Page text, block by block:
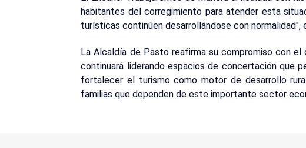
habitantes del corregimiento para atender esta
turísticas continúen desarrollándose con normalidad",
La Alcaldía de Pasto reafirma su compromiso con
continuará liderando espacios de concertación que
fortalecer el turismo como motor de desarrollo
familias que dependen de este importante sector